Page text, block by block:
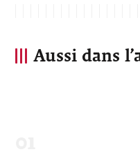
Aussi dans